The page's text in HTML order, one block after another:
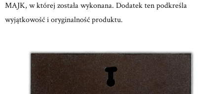
MAJK, w której została wykonana. Dodatek ten podkreśla
wyjątkowość i oryginalność produktu.